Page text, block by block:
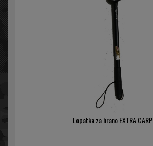
Lopatka za hrano EXTRA CARP